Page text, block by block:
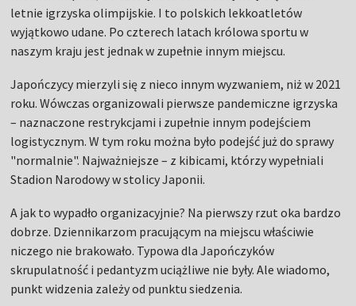
letnie igrzyska olimpijskie. I to polskich lekkoatletów
wyjątkowo udane. Po czterech latach królowa sportu w
naszym kraju jest jednak w zupełnie innym miejscu.
Japończycy mierzyli się z nieco innym wyzwaniem, niż w 2021
roku. Wówczas organizowali pierwsze pandemiczne igrzyska
– naznaczone restrykcjami i zupełnie innym podejściem
logistycznym. W tym roku można było podejść już do sprawy
"normalnie". Najważniejsze – z kibicami, którzy wypełniali
Stadion Narodowy w stolicy Japonii.
A jak to wypadło organizacyjnie? Na pierwszy rzut oka bardzo
dobrze. Dziennikarzom pracującym na miejscu właściwie
niczego nie brakowało. Typowa dla Japończyków
skrupulatność i pedantyzm uciążliwe nie były. Ale wiadomo,
punkt widzenia zależy od punktu siedzenia.